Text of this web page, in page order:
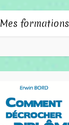
Mes formations